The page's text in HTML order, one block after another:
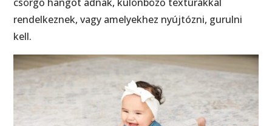
rendelkeznek, vagy amelyekhez nyújtózni, gurulni
kell.